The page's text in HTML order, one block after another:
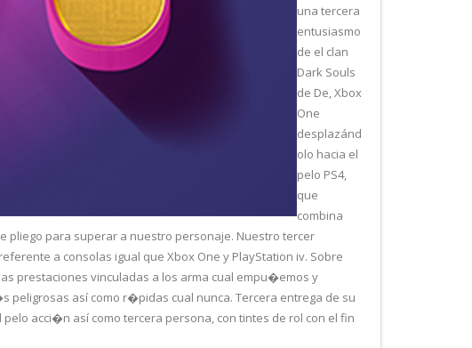
una tercera
entusiasmo
de el clan
Dark Souls
de De, Xbox
One
desplazánd
olo hacia el
pelo PS4,
que
combina
pliego para superar a nuestro personaje. Nuestro tercer
a consolas igual que Xbox One y PlayStation iv. Sobre
prestaciones vinculadas a los arma cual empu�emos y
así­ como r�pidas cual nunca. Tercera entrega de su
acci�n así­ como tercera persona, con tintes de rol con el fin